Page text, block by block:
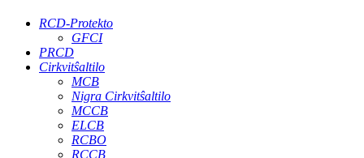
RCD-Protekto
GFCI
PRCD
Cirkvitŝaltilo
MCB
Nigra Cirkvitŝaltilo
MCCB
ELCB
RCBO
RCCB